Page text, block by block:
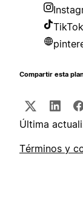
TikTok
Compartir esta
Última
Términos y